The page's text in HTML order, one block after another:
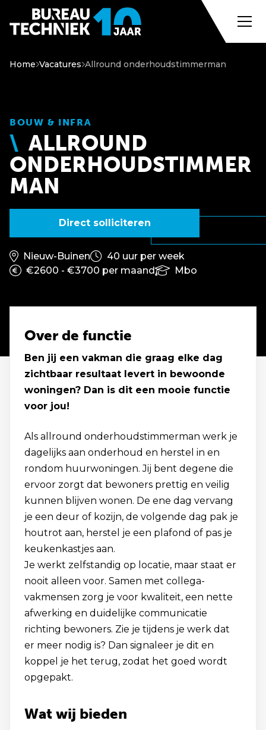
Home Vacatures Allround onderhoudstimmerman
BOUW & INFRA
ALLROUND
ONDERHOUDSTIMMER
MAN
Direct solliciteren
Nieuw-Buinen
40 uur per week
€2600 - €3700 per maand
Mbo
Over de functie
Ben jij een vakman die graag elke dag
zichtbaar resultaat levert in bewoonde
woningen? Dan is dit een mooie functie
voor jou!
Als allround onderhoudstimmerman werk je
dagelijks aan onderhoud en herstel in en
rondom huurwoningen. Jij bent degene die
ervoor zorgt dat bewoners prettig en veilig
kunnen blijven wonen. De ene dag vervang
je een deur of kozijn, de volgende dag pak je
houtrot aan, herstel je een plafond of pas je
keukenkastjes aan.
Je werkt zelfstandig op locatie, maar staat er
nooit alleen voor. Samen met collega-
vakmensen zorg je voor kwaliteit, een nette
afwerking en duidelijke communicatie
richting bewoners. Zie je tijdens je werk dat
er meer nodig is? Dan signaleer je dit en
koppel je het terug, zodat het goed wordt
opgepakt.
Wat wij bieden